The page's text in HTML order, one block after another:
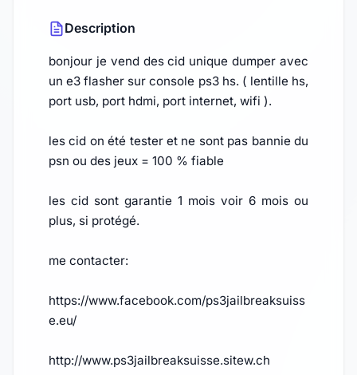
Description
bonjour je vend des cid unique dumper avec
un e3 flasher sur console ps3 hs. ( lentille hs,
port usb, port hdmi, port internet, wifi ).
les cid on été tester et ne sont pas bannie du
psn ou des jeux = 100 % fiable
les cid sont garantie 1 mois voir 6 mois ou
plus, si protégé.
me contacter:
https://www.facebook.com/ps3jailbreaksuiss
e.eu/
http://www.ps3jailbreaksuisse.sitew.ch